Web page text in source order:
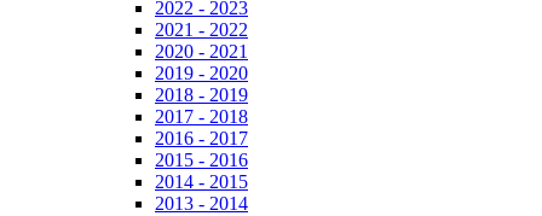
2022 - 2023
2021 - 2022
2020 - 2021
2019 - 2020
2018 - 2019
2017 - 2018
2016 - 2017
2015 - 2016
2014 - 2015
2013 - 2014